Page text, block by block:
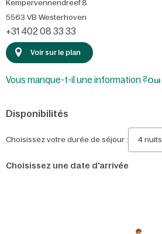
Kempervennendreef 8
5563 VB Westerhoven
+31 402 08 33 33
Voir sur le plan
Vous manque-t-il une information ?Oui
Disponibilités
Choisissez votre durée de séjour : 4 nuits
Choisissez une date d'arrivée